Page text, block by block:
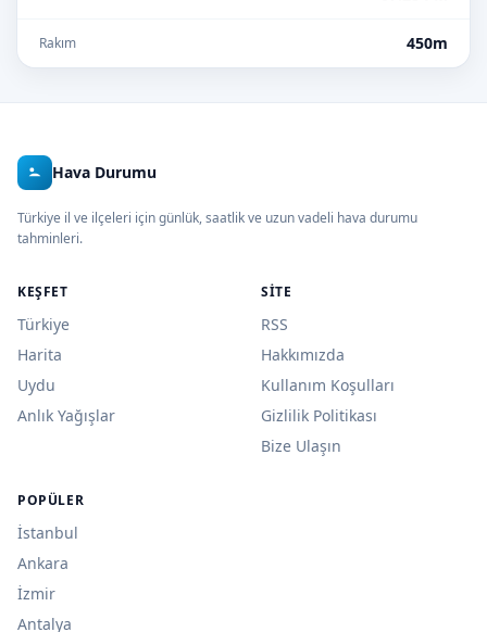
Rakım 450m
Hava Durumu
Türkiye il ve ilçeleri için günlük, saatlik ve uzun vadeli hava durumu
tahminleri.
KEŞFET
Türkiye
Harita
Uydu
Anlık Yağışlar
SITE
RSS
Hakkımızda
Kullanım Koşulları
Gizlilik Politikası
Bize Ulaşın
POPÜLER
İstanbul
Ankara
İzmir
Antalya